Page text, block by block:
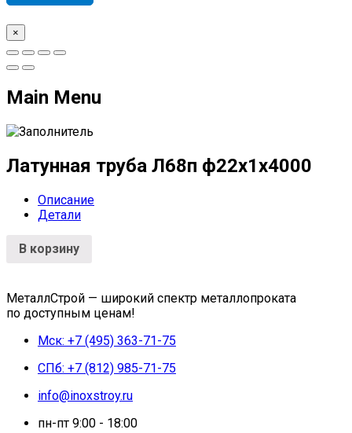
×
Main Menu
Латунная труба Л68п ф22х1х4000
Описание
Детали
В корзину
МеталлСтрой — широкий спектр металлопроката
по доступным ценам!
Мск: +7 (495) 363-71-75
СПб: +7 (812) 985-71-75
info@inoxstroy.ru
пн-пт 9:00 - 18:00